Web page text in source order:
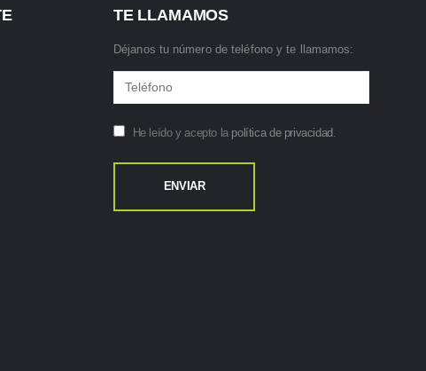
TE LLAMAMOS
Déjanos tu número de teléfono y te llamamos:
He leído y acepto la política de privacidad.